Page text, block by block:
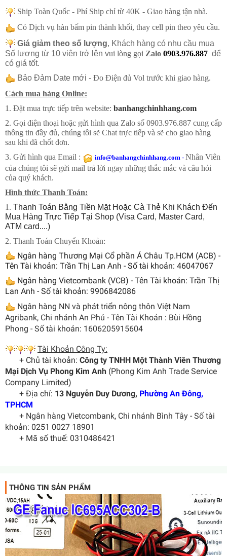
Ship Toàn Quốc - Phí Ship chỉ từ 40K - Giao hàng tận nhà.
Có Dịch vụ hàn bấm pin thành khối, thay cell pin theo yêu cầu.
Giá giảm theo số lượng, Khách hàng có nhu cầu mua
Số lượng từ 10 viên trở lên vui lòng gọi Zalo 0903.976.887 để
có giá tốt.
Bảo Đảm Date mới - Đo Điện đủ Vol trước khi giao hàng.
Cách mua hàng Online:
1. Đặt mua trực tiếp trên website: banhangchinhhang.com
2. Gọi điện thoại hoặc gửi hình qua Zalo số 0903.976.887 cung cấp
thông tin đầy đủ, chúng tôi sẽ Chat trực tiếp và sẽ cho giao hàng
sau khi đã chốt đơn.
3. Gửi hình qua Email :
info@banhangchinhhang.com - Nhân Viên
của chúng tôi sẽ gửi mail trả lời ngay những thắc mắc và câu hỏi
của quý khách.
Hình thức Thanh Toán:
1. Thanh Toán Bằng Tiền Mặt Hoặc Cà Thẻ Khi Khách Đến
Mua Hàng Trực Tiếp Tại Shop (Visa Card, Master Card,
ATM card....)
2. Thanh Toán Chuyển Khoản:
Ngân hàng Thương Mại Cổ phần Á Châu Tp.HCM (ACB) -
Tên Tài khoản: Trần Thị Lan Anh - Số tài khoản: 46047067
Ngân hàng Vietcombank (VCB) - Tên Tài khoản: Trần Thị
Lan Anh - Số tài khoản: 9906842086
Ngân hàng NN và phát triển nông thôn Việt Nam
Agribank, Chi nhánh An Phú - Tên Tài Khoản : Bùi Hồng
Phong - Số tài khoản: 1606205915604
Tài Khoản Công Ty:
+ Chủ tài khoản: Công ty TNHH Một Thành Viên Thương
Mại Dịch Vụ Phong Kim Anh (Phong Kim Anh Trade Service
Company Limited)
+ Địa chỉ: 13 Nguyễn Duy Dương, Phường An Đông,
TPHCM
+ Ngân hàng Vietcombank, Chi nhánh Bình Tây - Số tài
khoản: 0251 0027 18901
+ Mã số thuế: 0310486421
THÔNG TIN SẢN PHẨM